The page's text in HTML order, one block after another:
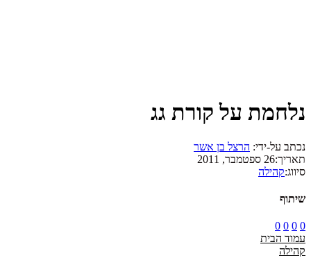
נלחמת על קורת גג
נכתב על-ידי: הרצל בן אשר
תאריך:26 ספטמבר, 2011
סיווג:קהילה
שיתוף
0
0
0
0
עמוד הבית
קהילה